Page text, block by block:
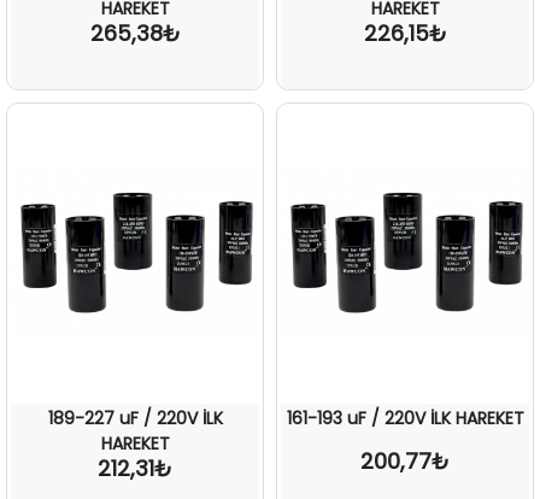
HAREKET
265,38₺
HAREKET
226,15₺
189-227 uF / 220V İLK
HAREKET
212,31₺
161-193 uF / 220V İLK HAREKET
200,77₺